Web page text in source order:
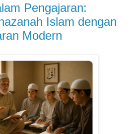
Pengajaran:
Islam dengan
Modern